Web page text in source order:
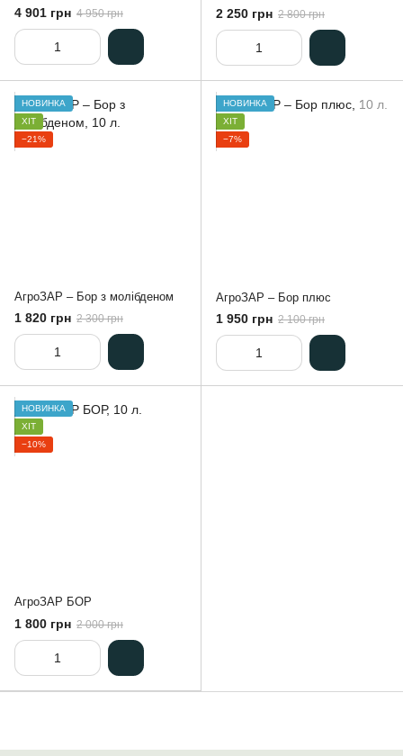
4 901 грн 4 950 грн 2 250 грн 2 800 грн
НОВИНКА
ХІТ
−21%
АгроЗАР – Бор з молібденом
1 820 грн 2 300 грн
НОВИНКА
ХІТ
−7%
АгроЗАР – Бор плюс
1 950 грн 2 100 грн
НОВИНКА
ХІТ
−10%
АгроЗАР БОР
1 800 грн 2 000 грн